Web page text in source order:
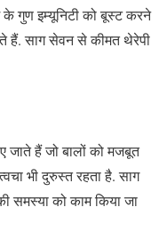
गुण इम्यूनिटी को बूस्ट करने
साग सेवन से कीमत थेरेपी
जाते हैं जो बालों को मजबूत
भी दुरुस्त रहता है. साग
समस्या को काम किया जा